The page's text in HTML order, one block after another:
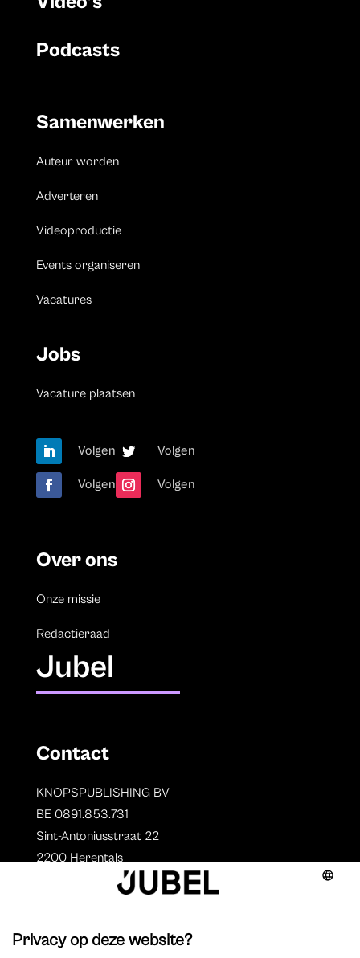
Podcasts
Samenwerken
Auteur worden
Adverteren
Videoproductie
Events organiseren
Vacatures
Jobs
Vacature plaatsen
Volgen Volgen
Volgen Volgen
Over ons
Onze missie
Redactieraad
Jubel
Contact
KNOPSPUBLISHING BV
BE 0891.853.731
Sint-Antoniusstraat 22
2200 Herentals
Auteurs